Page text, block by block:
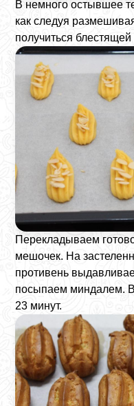
В немного остывшее
как следуя
получиться
Перекладываем
мешочек. На
противень
посыпаем миндалем.
23 минут.